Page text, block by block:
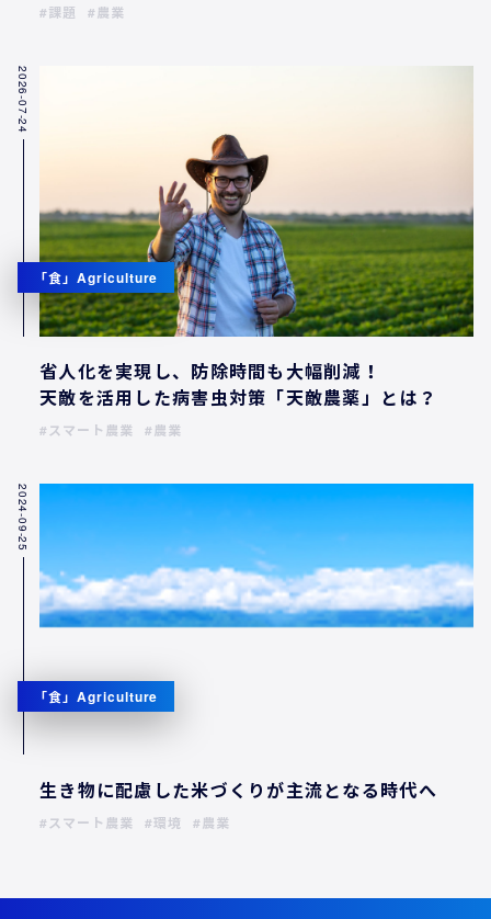
課題 農業
「食」Agriculture
2026-07-24
省人化を実現し、防除時間も大幅削減！
天敵を活用した病害虫対策「天敵農薬」とは？
スマート農業 農業
「食」Agriculture
2024-09-25
生き物に配慮した米づくりが主流となる時代へ
スマート農業 環境 農業